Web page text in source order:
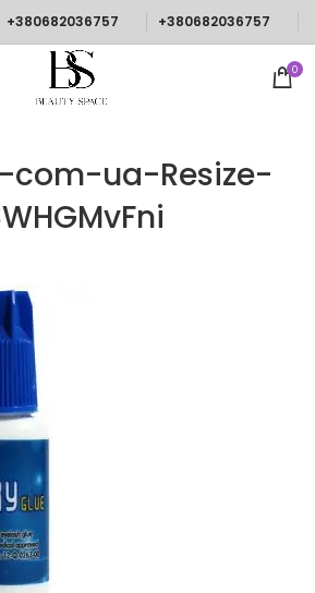
+380682036757 +380682036757
0
com-ua-Resize-